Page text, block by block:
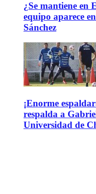
¿Se mantiene en
equipo aparece
Sánchez
¡Enorme
respalda a
Universidad de